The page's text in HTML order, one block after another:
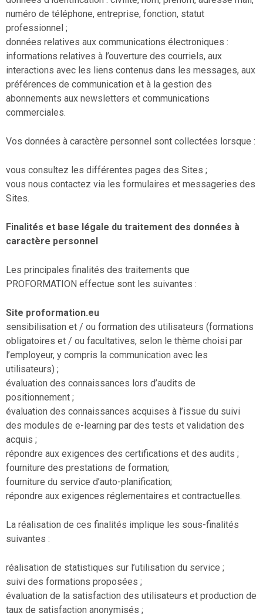
numéro de téléphone, entreprise, fonction, statut
professionnel ;
données relatives aux communications électroniques :
informations relatives à l’ouverture des courriels, aux
interactions avec les liens contenus dans les messages, aux
préférences de communication et à la gestion des
abonnements aux newsletters et communications
commerciales.
Vos données à caractère personnel sont collectées lorsque :
vous consultez les différentes pages des Sites ;
vous nous contactez via les formulaires et messageries des
Sites.
Finalités et base légale du traitement des données à
caractère personnel
Les principales finalités des traitements que
PROFORMATION effectue sont les suivantes :
Site proformation.eu
sensibilisation et / ou formation des utilisateurs (formations
obligatoires et / ou facultatives, selon le thème choisi par
l’employeur, y compris la communication avec les
utilisateurs) ;
évaluation des connaissances lors d’audits de
positionnement ;
évaluation des connaissances acquises à l’issue du suivi
des modules de e-learning par des tests et validation des
acquis ;
répondre aux exigences des certifications et des audits ;
fourniture des prestations de formation;
fourniture du service d’auto-planification;
répondre aux exigences réglementaires et contractuelles.
La réalisation de ces finalités implique les sous-finalités
suivantes :
réalisation de statistiques sur l’utilisation du service ;
suivi des formations proposées ;
évaluation de la satisfaction des utilisateurs et production de
taux de satisfaction anonymisés ;